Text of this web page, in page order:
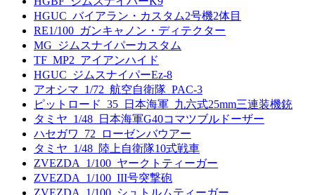
HGUC_バイアラン・カスタム2号機2体目
RE1/100_ガンキャノン・ディテクター
MG_ジムスナイパーカスタム
TF_MP2_アイアンハイド
HGUC_ジムスナイパーEz-8
アオシマ_1/72_航空自衛隊_PAC-3
ピットロード_35_日本海軍_九六式25mm三連装機銃
タミヤ_1/48_日本海軍G40コマツブルドーザー
ハセガワ_72_ローゼンバウアー
タミヤ_1/48_陸上自衛隊10式戦車
ZVEZDA_1/100_ヤークトティーガー
ZVEZDA_1/100_III号突撃砲
ZVEZDA_1/100_シュトルムティーガー